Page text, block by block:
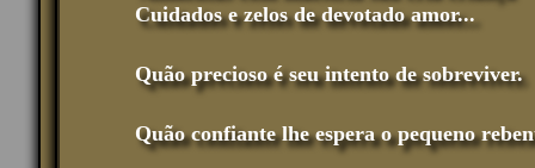
Cuidados e zelos de devotado amor...
Quão precioso é seu intento de sobreviver.
Quão confiante lhe espera o pequeno